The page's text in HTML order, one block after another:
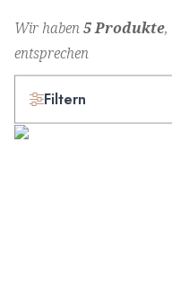
Wir haben5 Produkte,
entsprechen
Filtern